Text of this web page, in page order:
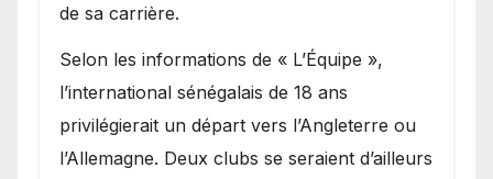
de sa carrière.
Selon les informations de « L’Équipe »,
l’international sénégalais de 18 ans
privilégierait un départ vers l’Angleterre ou
l’Allemagne. Deux clubs se seraient d’ailleurs